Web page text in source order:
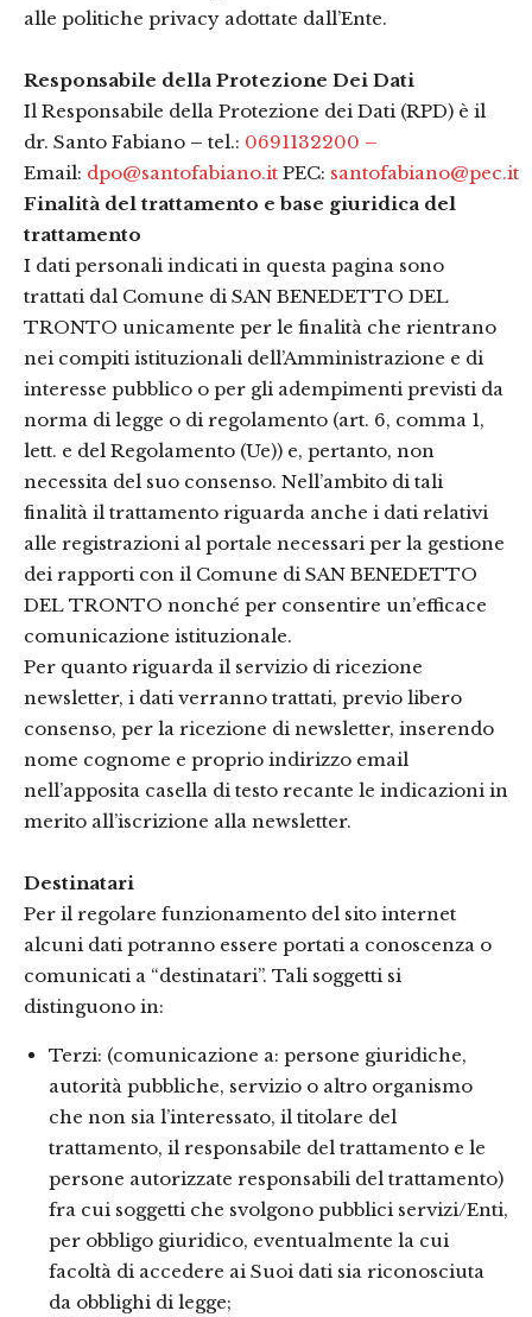
alle politiche privacy adottate dall’Ente.
Responsabile della Protezione Dei Dati
Il Responsabile della Protezione dei Dati (RPD) è il
dr. Santo Fabiano – tel.: 0691132200 –
Email: dpo@santofabiano.it PEC: santofabiano@pec.it
Finalità del trattamento e base giuridica del
trattamento
I dati personali indicati in questa pagina sono
trattati dal Comune di SAN BENEDETTO DEL
TRONTO unicamente per le finalità che rientrano
nei compiti istituzionali dell’Amministrazione e di
interesse pubblico o per gli adempimenti previsti da
norma di legge o di regolamento (art. 6, comma 1,
lett. e del Regolamento (Ue)) e, pertanto, non
necessita del suo consenso. Nell’ambito di tali
finalità il trattamento riguarda anche i dati relativi
alle registrazioni al portale necessari per la gestione
dei rapporti con il Comune di SAN BENEDETTO
DEL TRONTO nonché per consentire un’efficace
comunicazione istituzionale.
Per quanto riguarda il servizio di ricezione
newsletter, i dati verranno trattati, previo libero
consenso, per la ricezione di newsletter, inserendo
nome cognome e proprio indirizzo email
nell’apposita casella di testo recante le indicazioni in
merito all’iscrizione alla newsletter.
Destinatari
Per il regolare funzionamento del sito internet
alcuni dati potranno essere portati a conoscenza o
comunicati a “destinatari”. Tali soggetti si
distinguono in:
Terzi: (comunicazione a: persone giuridiche,
autorità pubbliche, servizio o altro organismo
che non sia l’interessato, il titolare del
trattamento, il responsabile del trattamento e le
persone autorizzate responsabili del trattamento)
fra cui soggetti che svolgono pubblici servizi/Enti,
per obbligo giuridico, eventualmente la cui
facoltà di accedere ai Suoi dati sia riconosciuta
da obblighi di legge;